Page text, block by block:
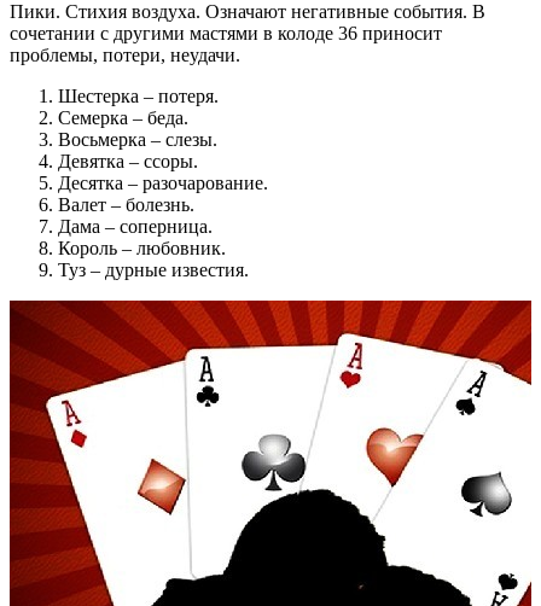
Пики. Стихия воздуха. Означают негативные события. В
сочетании с другими мастями в колоде 36 приносит
проблемы, потери, неудачи.
Шестерка – потеря.
Семерка – беда.
Восьмерка – слезы.
Девятка – ссоры.
Десятка – разочарование.
Валет – болезнь.
Дама – соперница.
Король – любовник.
Туз – дурные известия.